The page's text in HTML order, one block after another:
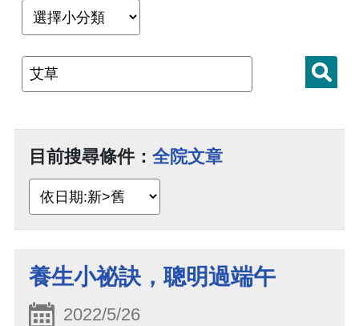
目前搜尋條件： 全院文章
養生小祕訣，聰明過端午
2022/5/26